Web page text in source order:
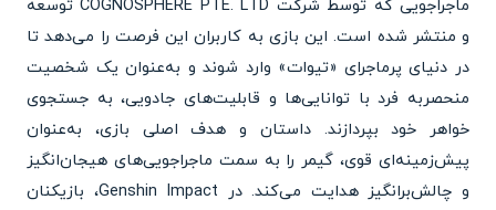
ماجراجویی که توسط شرکت COGNOSPHERE PTE. LTD توسعه
و منتشر شده است. این بازی به کاربران این فرصت را می‌دهد تا
در دنیای پرماجرای «تیوات» وارد شوند و به‌عنوان یک شخصیت
منحصربه فرد با توانایی‌ها و قابلیت‌های جادویی، به جستجوی
خواهر خود بپردازند. داستان و هدف اصلی بازی، به‌عنوان
پیش‌زمینه‌ای قوی، گیمر را به سمت ماجراجویی‌های هیجان‌انگیز
و چالش‌برانگیز هدایت می‌کند. در Genshin Impact، بازیکنان